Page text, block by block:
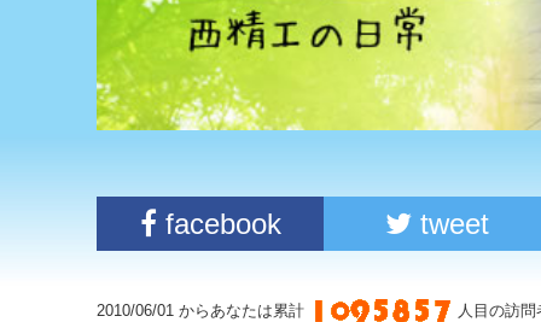
facebook tweet
2010/06/01 からあなたは累計 人目の訪